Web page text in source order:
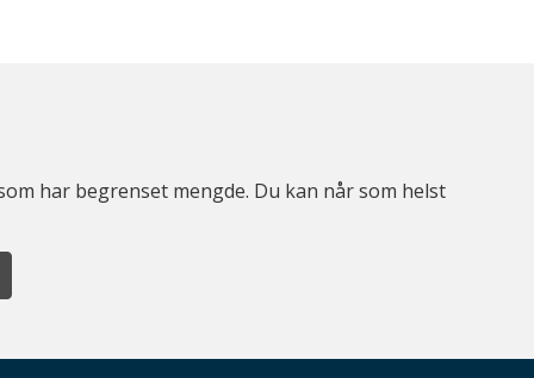
har begrenset mengde. Du kan når som helst